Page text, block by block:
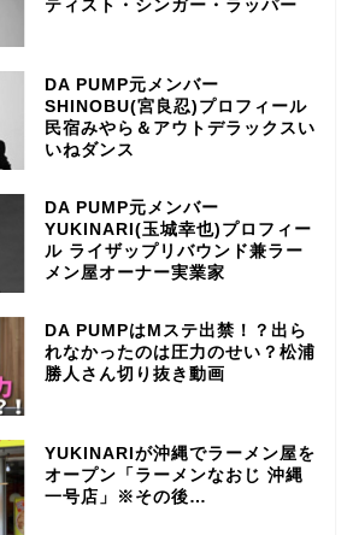
ティスト・シンガー・ラッパー
DA PUMP元メンバー
SHINOBU(宮良忍)プロフィール
民宿みやら＆アウトデラックスい
いねダンス
DA PUMP元メンバー
YUKINARI(玉城幸也)プロフィー
ル ライザップリバウンド兼ラー
メン屋オーナー実業家
DA PUMPはMステ出禁！？出ら
れなかったのは圧力のせい？松浦
勝人さん切り抜き動画
YUKINARIが沖縄でラーメン屋を
オープン「ラーメンなおじ 沖縄
一号店」※その後…